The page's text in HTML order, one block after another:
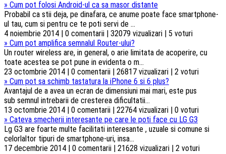
» Cum pot folosi Android-ul ca sa masor distante
Probabil ca stii deja, pe dinafara, ce anume poate face smartphone-
ul tau, cum si pentru ce te poti servi de ...
4 noiembrie 2014 | 0 comentarii | 32079 vizualizari | 5 voturi
» Cum pot amplifica semnalul Router-ului?
Un router wireless are, in general, o arie limitata de acoperire, cu
toate acestea se pot pune in evidenta o m...
23 octombrie 2014 | 0 comentarii | 26817 vizualizari | 2 voturi
» Cum pot sa schimb tastatura la iPhone 6 si 6 plus?
Avantajul de a avea un ecran de dimensiuni mai mari, este pus
sub semnul intrebarii de cresterea dificultatii...
13 octombrie 2014 | 0 comentarii | 22764 vizualizari | 0 voturi
» Cateva smecherii interesante pe care le poti face cu LG G3
Lg G3 are foarte multe facilitati interesante , uzuale si comune si
celorlaltor tipuri de smartphone-uri, insa...
17 decembrie 2014 | 0 comentarii | 21628 vizualizari | 2 voturi